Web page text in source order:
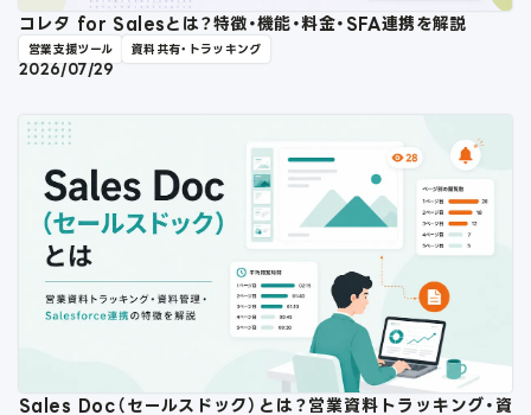
コレタ for Salesとは？特徴・機能・料金・SFA連携を解説
営業支援ツール 資料共有・トラッキング
2026/07/29
Sales Doc（セールスドック）とは？営業資料トラッキング・資